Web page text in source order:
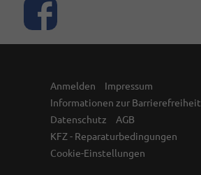
Anmelden
Impressum
Informationen zur Barrierefreiheit
Datenschutz
AGB
KFZ - Reparaturbedingungen
Cookie-Einstellungen